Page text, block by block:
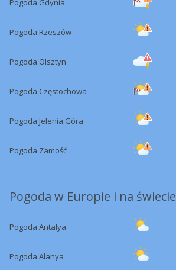
Pogoda Gdynia
Pogoda Rzeszów
Pogoda Olsztyn
Pogoda Częstochowa
Pogoda Jelenia Góra
Pogoda Zamość
Pogoda w Europie i na świecie
Pogoda Antalya
Pogoda Alanya